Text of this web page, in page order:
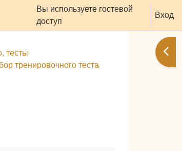
Вы используете гостевой
доступ
Вход
тесты
тренировочного теста